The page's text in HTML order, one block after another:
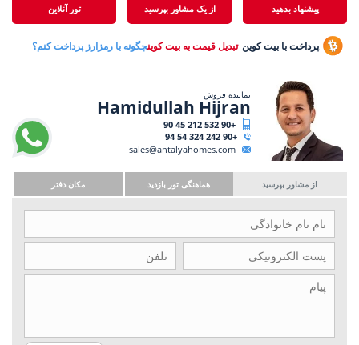
پیشنهاد بدهید از یک مشاور بپرسید تور آنلاین
پرداخت با بیت کوین تبدیل قیمت به بیت کوینچگونه با رمزارز پرداخت کنم؟
نماینده فروش
Hamidullah Hijran
+90 532 212 45 90
+90 242 324 54 94
sales@antalyahomes.com
از مشاور بپرسید هماهنگی تور بازدید مکان دفتر